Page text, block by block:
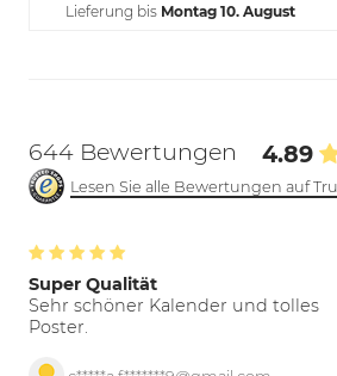
Lieferung bis Montag 10. August
644 Bewertungen 4.89
Lesen Sie alle Bewertungen auf
Super Qualität
Sehr schöner Kalender und tolles
Poster.